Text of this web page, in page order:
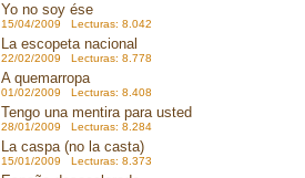
Yo no soy ése
15/04/2009 Lecturas: 8.042
La escopeta nacional
22/02/2009 Lecturas: 8.778
A quemarropa
01/02/2009 Lecturas: 8.408
Tengo una mentira para usted
28/01/2009 Lecturas: 8.284
La caspa (no la casta)
15/01/2009 Lecturas: 8.373